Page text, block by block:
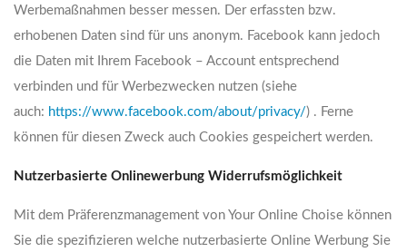
Werbemaßnahmen besser messen. Der erfassten bzw.
erhobenen Daten sind für uns anonym. Facebook kann jedoch
die Daten mit Ihrem Facebook – Account entsprechend
verbinden und für Werbezwecken nutzen (siehe
auch: https://www.facebook.com/about/privacy/) . Ferne
können für diesen Zweck auch Cookies gespeichert werden.
Nutzerbasierte Onlinewerbung Widerrufsmöglichkeit
Mit dem Präferenzmanagement von Your Online Choise können
Sie die spezifizieren welche nutzerbasierte Online Werbung Sie